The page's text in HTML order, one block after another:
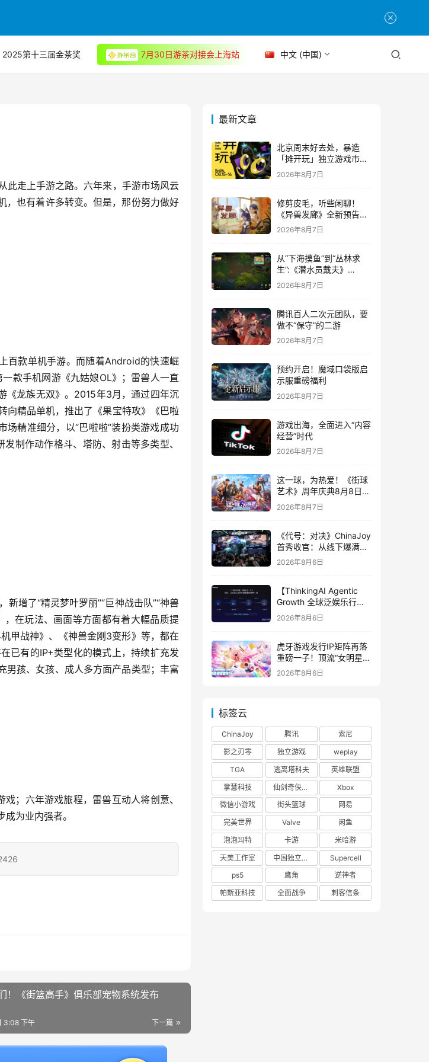
2025第十三届金茶奖 7月30日游茶对接会上海站 中文 (中国)
此走上手游之路。六年来，手游市场风云
也有着许多转变。但是，那份努力做好
百款单机手游。而随着Android的快速崛
款手机网游《九姑娘OL》；雷兽人一直
《龙族无双》。2015年3月，通过四年沉
向精品单机，推出了《果宝特攻》《巴啦
精准细分，以“巴啦啦”装扮类游戏成功
制作动作格斗、塔防、射击等多类型、
增了“精灵梦叶罗丽”“巨神战击队”“神兽
在玩法、画面等方面都有着大幅品质提
甲战神》、《神兽金刚3变形》等，都在
已有的IP+类型化的模式上，持续扩充发
男孩、女孩、成人多方面产品类型；丰富
；六年游戏旅程，雷兽互动人将创意、
为业内强者。
！《街篮高手》俱乐部宠物系统发布
下一篇
3:08 下午
最新文章
北京周末好去处，暴造
「摊开玩」独立游戏市集
正式开票！
2026年8月7日
修剪皮毛，听些闲聊！
《异兽发廊》全新预告与
Steam免费试玩公开
2026年8月7日
从“下海摸鱼”到“丛林求
生”:《潜水员戴夫》
DLC《丛林》移动端定档
8月14日
2026年8月7日
腾讯百人二次元团队，要
做不“保守”的二游
2026年8月7日
预约开启！魔域口袋版启
示服重磅福利
2026年8月7日
游戏出海，全面进入“内容
经营”时代
2026年8月7日
这一球，为热爱！《街球
艺术》周年庆典8月8日正
式上线，多重福利与全新
内容同步开启
2026年8月7日
《代号：对决》ChinaJoy
首秀收官：从线下爆满看
见玩家的真实期待
2026年8月6日
【ThinkingAI Agentic
Growth 全球泛娱乐行业
峰会】Agent 时代，人到
底负责什么
2026年8月6日
虎牙游戏发行IP矩阵再落
重磅一子！顶流“女明星”
ZANMANG LOOPY 正版
2026年8月6日
标签云
ChinaJoy 腾讯
索尼
影之刃零
独立游戏
weplay
TGA
逃离塔科夫
英雄联盟
掌慧科技
仙剑奇侠传四
Xbox
微信小游戏
街头篮球
网易
完美世界
Valve
闲鱼
泡泡玛特
卡游
米哈游
天美工作室
中国独立游戏联盟
Supercell
ps5
鹰角
逆神者
帕斯亚科技
全面战争 刺客信条